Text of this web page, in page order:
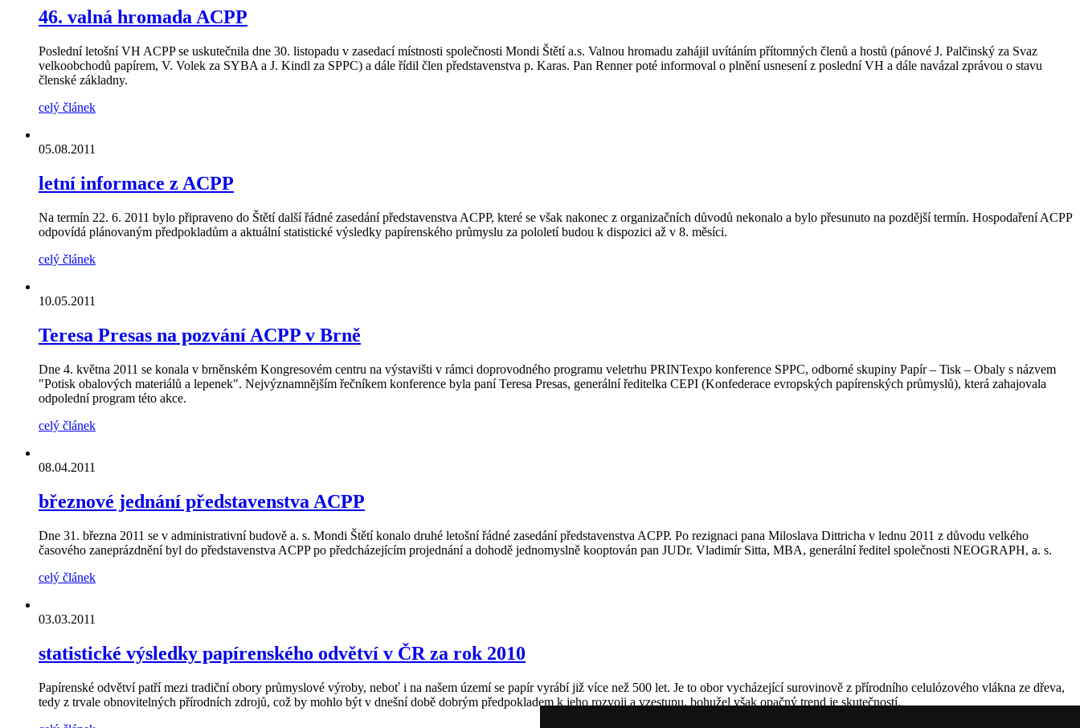
46. valná hromada ACPP
Poslední letošní VH ACPP se uskutečnila dne 30. listopadu v zasedací místnosti společnosti Mondi Štětí a.s. Valnou hromadu zahájil uvítáním přítomných členů a hostů (pánové J. Palčinský za Svaz
velkoobchodů papírem, V. Volek za SYBA a J. Kindl za SPPC) a dále řídil člen představenstva p. Karas. Pan Renner poté informoval o plnění usnesení z poslední VH a dále navázal zprávou o stavu
členské základny.
celý článek
05.08.2011
letní informace z ACPP
Na termín 22. 6. 2011 bylo připraveno do Štětí další řádné zasedání představenstva ACPP, které se však nakonec z organizačních důvodů nekonalo a bylo přesunuto na pozdější termín. Hospodaření ACPP
odpovídá plánovaným předpokladům a aktuální statistické výsledky papírenského průmyslu za pololetí budou k dispozici až v 8. měsíci.
celý článek
10.05.2011
Teresa Presas na pozvání ACPP v Brně
Dne 4. května 2011 se konala v brněnském Kongresovém centru na výstavišti v rámci doprovodného programu veletrhu PRINTexpo konference SPPC, odborné skupiny Papír – Tisk – Obaly s názvem
"Potisk obalových materiálů a lepenek". Nejvýznamnějším řečníkem konference byla paní Teresa Presas, generální ředitelka CEPI (Konfederace evropských papírenských průmyslů), která zahajovala
odpolední program této akce.
celý článek
08.04.2011
březnové jednání představenstva ACPP
Dne 31. března 2011 se v administrativní budově a. s. Mondi Štětí konalo druhé letošní řádné zasedání představenstva ACPP. Po rezignaci pana Miloslava Dittricha v lednu 2011 z důvodu velkého
časového zaneprázdnění byl do představenstva ACPP po předcházejícím projednání a dohodě jednomyslně kooptován pan JUDr. Vladimír Sitta, MBA, generální ředitel společnosti NEOGRAPH, a. s.
celý článek
03.03.2011
statistické výsledky papírenského odvětví v ČR za rok 2010
Papírenské odvětví patří mezi tradiční obory průmyslové výroby, neboť i na našem území se papír vyrábí již více než 500 let. Je to obor vycházející surovinově z přírodního celulózového vlákna ze dřeva,
tedy z trvale obnovitelných přírodních zdrojů, což by mohlo být v dnešní době dobrým předpokladem k jeho rozvoji a vzestupu, bohužel však opačný trend je skutečností.